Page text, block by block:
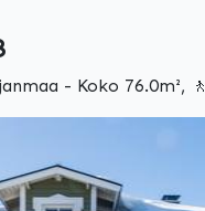
- Koko 76.0m²,